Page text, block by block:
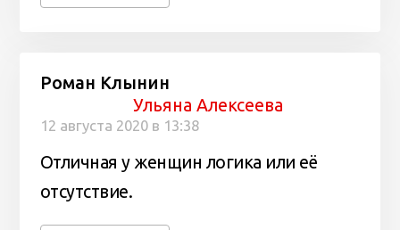
Роман Клынин
Ульяна Алексеева
12 августа 2020 в 13:38
Отличная у женщин логика или её
отсутствие.